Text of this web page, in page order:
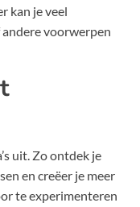
kan je veel
voorwerpen
uit. Zo ontdek je
en creëer je meer
te experimenteren